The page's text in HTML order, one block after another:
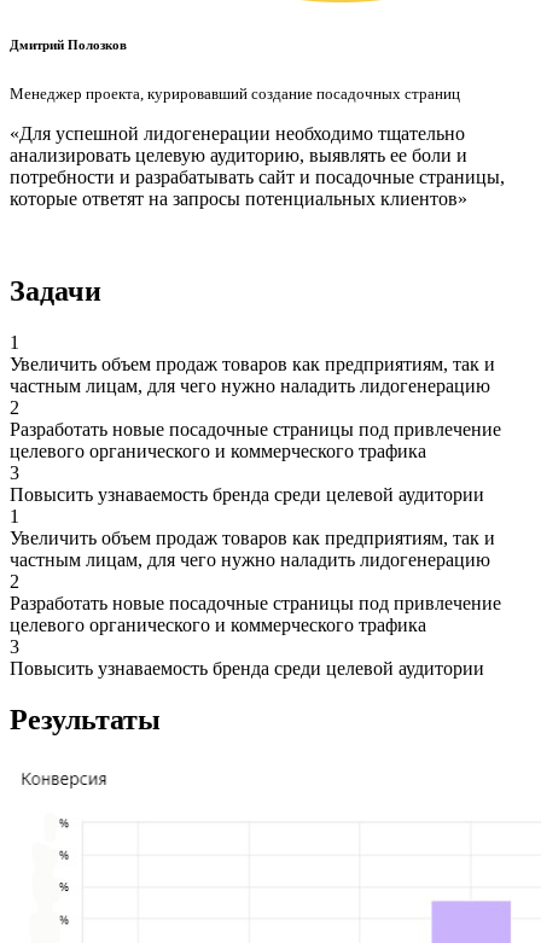
Дмитрий Полозков
Менеджер проекта, курировавший создание посадочных страниц
«Для успешной лидогенерации необходимо тщательно
анализировать целевую аудиторию, выявлять ее боли и
потребности и разрабатывать сайт и посадочные страницы,
которые ответят на запросы потенциальных клиентов»
Задачи
1
Увеличить объем продаж товаров как предприятиям, так и
частным лицам, для чего нужно наладить лидогенерацию
2
Разработать новые посадочные страницы под привлечение
целевого органического и коммерческого трафика
3
Повысить узнаваемость бренда среди целевой аудитории
1
Увеличить объем продаж товаров как предприятиям, так и
частным лицам, для чего нужно наладить лидогенерацию
2
Разработать новые посадочные страницы под привлечение
целевого органического и коммерческого трафика
3
Повысить узнаваемость бренда среди целевой аудитории
Результаты